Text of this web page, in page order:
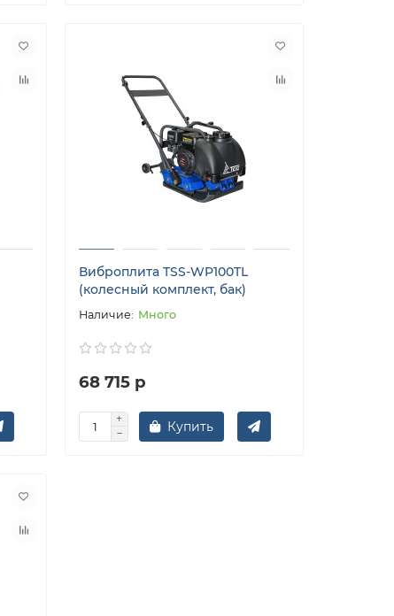
Виброплита TSS-WP100TL
(колесный комплект, бак)
Много
68 715 р
Купить